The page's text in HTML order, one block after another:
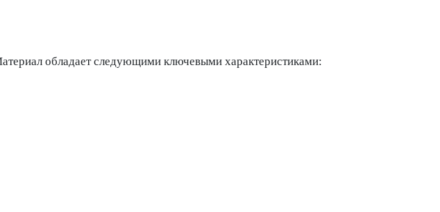
обладает следующими ключевыми характеристиками: